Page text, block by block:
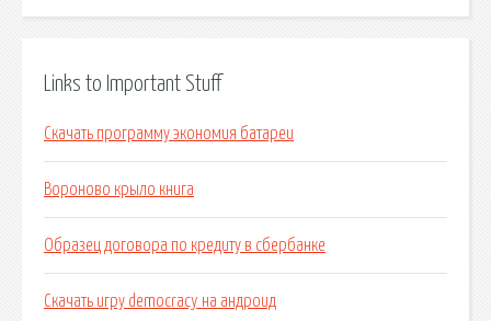
Links to Important Stuff
Скачать программу экономия батареи
Вороново крыло книга
Образец договора по кредиту в сбербанке
Скачать игру democracy на андроид